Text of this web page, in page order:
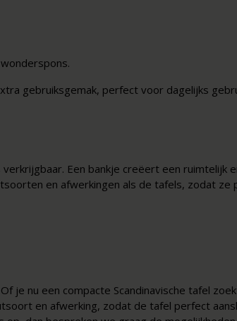
gebruiksgemak, perfect voor dagelijks
Een bankje creëert een ruimtelijk
en afwerkingen als de tafels, zodat ze
je nu een compacte Scandinavische tafel
en afwerking, zodat de tafel perfect